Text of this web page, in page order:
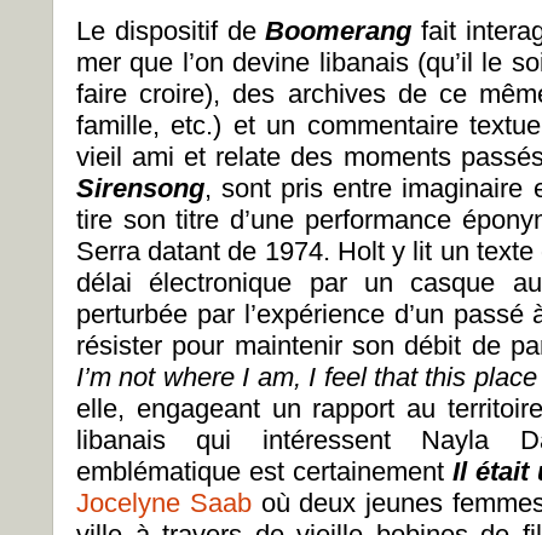
Le dispositif deBoomerangfait
mer que l’on devine libanais (qu’il le
faire croire), des archives de ce
famille, etc.) et un commentaire
vieil ami et relate des moments
Sirensong, sont pris entre imaginaire
tire son titre d’une performance
Serra datant de 1974. Holt y lit un
délai électronique par un casque
perturbée par l’expérience d’un
résister pour maintenir son débit de
I’m not where I am, I feel that this
elle, engageant un rapport au
libanais qui intéressent Nayla
emblématique est certainement Il était
Jocelyne Saaboù deux jeunes